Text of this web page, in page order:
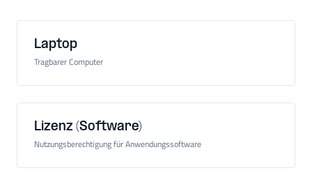
Laptop
Tragbarer Computer
Lizenz (Software)
Nutzungsberechtigung für Anwendungssoftware